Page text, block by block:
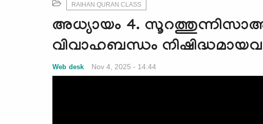
RAIHAN QURAN CLASS
അധ്യായം 4. സൂറത്തുന്നിസാഅ്
വിവാഹബന്ധം
Web desk Nov 4, 2025 - 14:44